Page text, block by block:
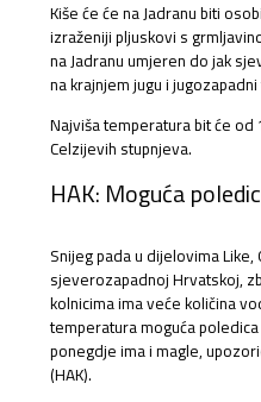
Kiše će će na Jadranu biti
izraženiji pljuskovi s
na Jadranu umjeren do jak
na krajnjem jugu i
Najviša temperatura bit će
Celzijevih stupnjeva.
HAK: Moguća
Snijeg pada u dijelovima Like,
sjeverozapadnoj Hrvatskoj,
kolnicima ima veće količina
temperatura moguća
ponegdje ima i magle,
(HAK).